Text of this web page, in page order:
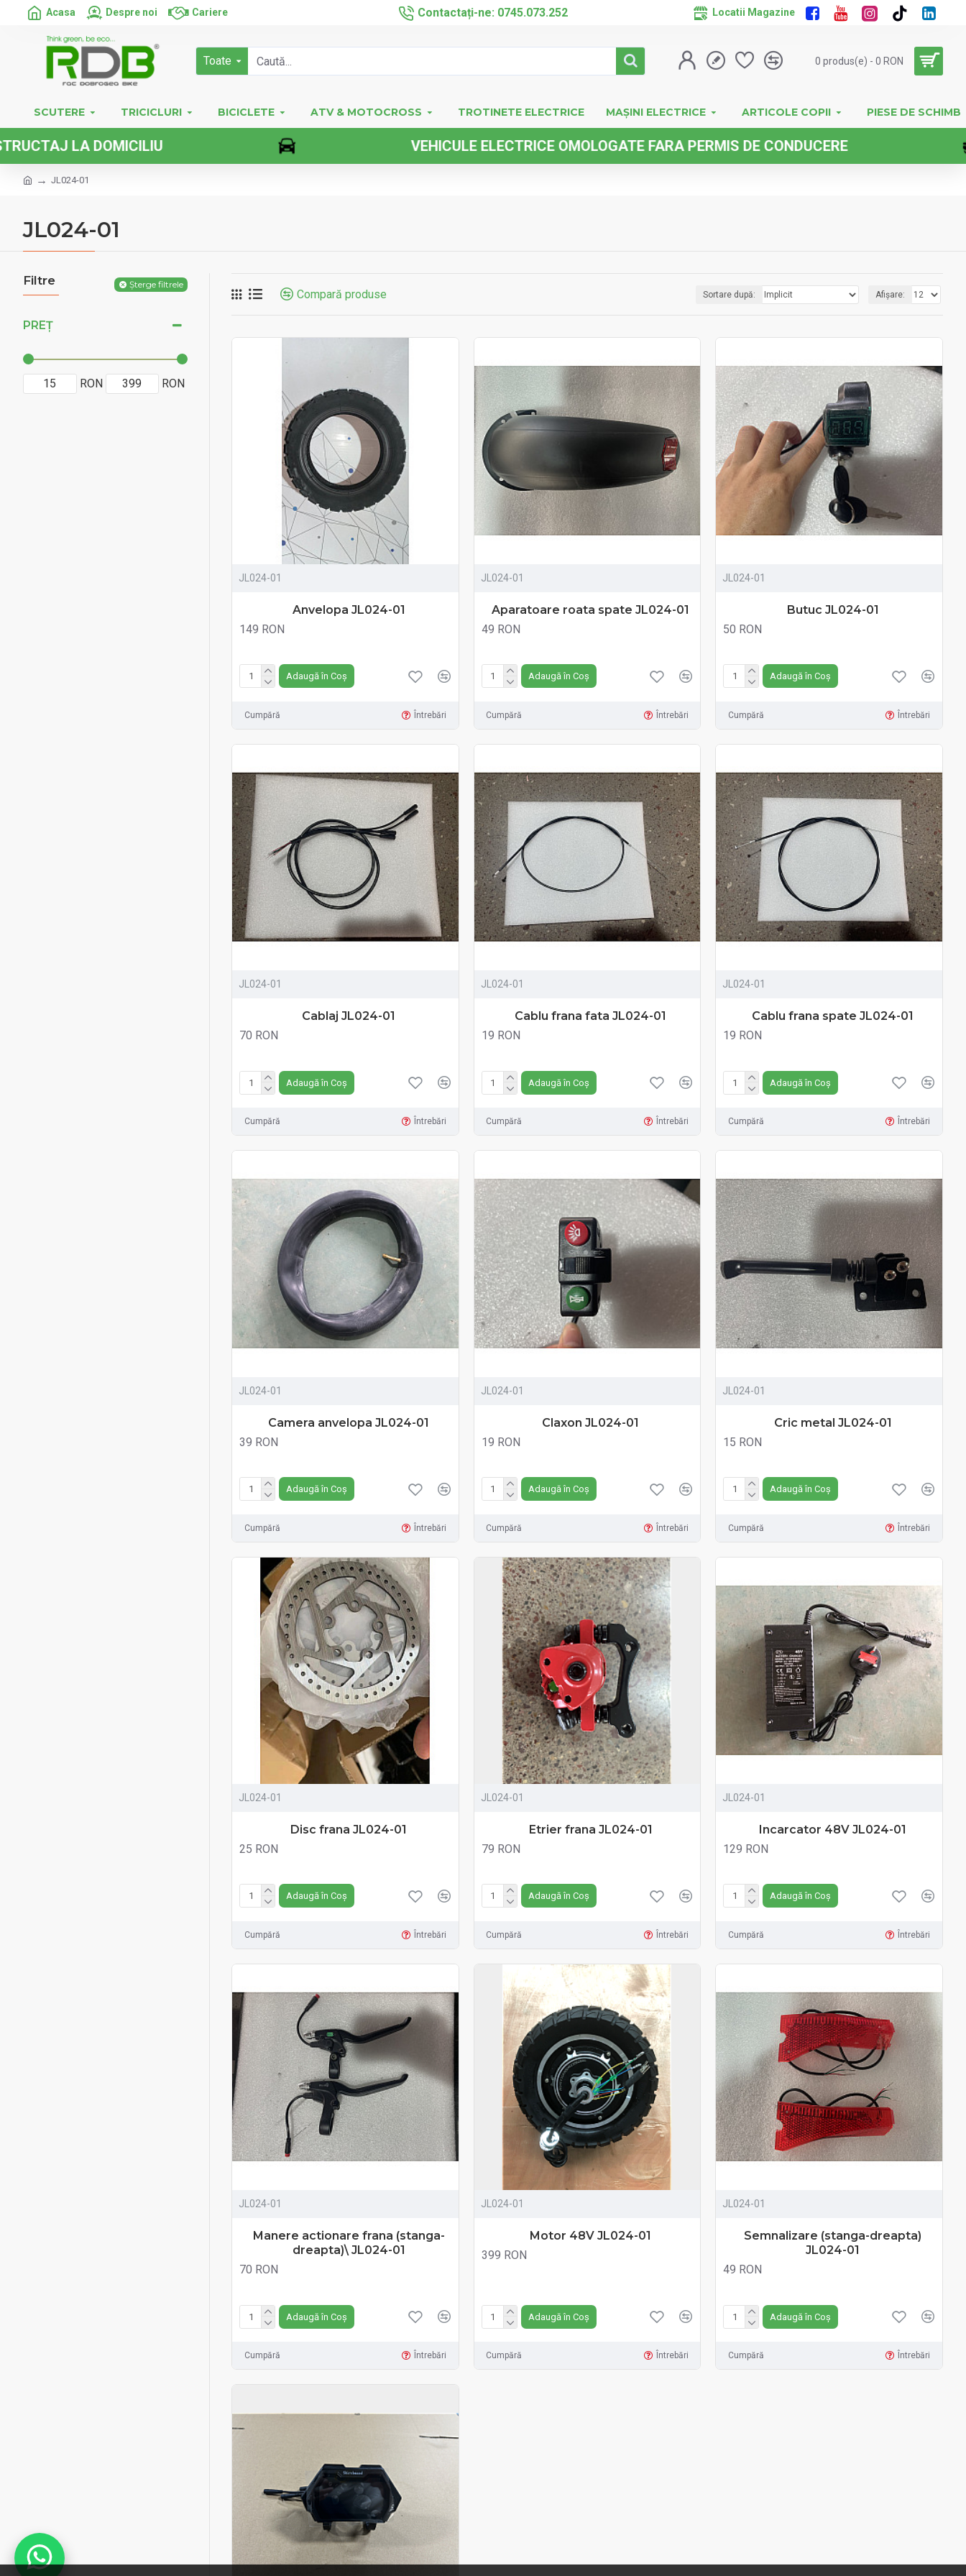
Acasa Despre noi Cariere Contactați-ne: 0745.073.252 Locatii Magazine
Toate 0 produs(e) - 0 RON
SCUTERE TRICICLURI BICICLETE ATV & MOTOCROSS TROTINETE ELECTRICE MAȘINI ELECTRICE ARTICOLE COPII PIESE DE SCHIMB
VEHICULE ELECTRICE OMOLOGATE FARA PERMIS DE CONDUCERE
JL024-01
JL024-01
Filtre Șterge filtrele
PREȚ
RON RON
Compară produse Sortare după: Afișare:
JL024-01
Anvelopa JL024-01
149 RON
Adaugă în Coș
Cumpără Întrebări
JL024-01
Aparatoare roata spate JL024-01
49 RON
Adaugă în Coș
Cumpără Întrebări
JL024-01
Butuc JL024-01
50 RON
Adaugă în Coș
Cumpără Întrebări
JL024-01
Cablaj JL024-01
70 RON
Adaugă în Coș
Cumpără Întrebări
JL024-01
Cablu frana fata JL024-01
19 RON
Adaugă în Coș
Cumpără Întrebări
JL024-01
Cablu frana spate JL024-01
19 RON
Adaugă în Coș
Cumpără Întrebări
JL024-01
Camera anvelopa JL024-01
39 RON
Adaugă în Coș
Cumpără Întrebări
JL024-01
Claxon JL024-01
19 RON
Adaugă în Coș
Cumpără Întrebări
JL024-01
Cric metal JL024-01
15 RON
Adaugă în Coș
Cumpără Întrebări
JL024-01
Disc frana JL024-01
25 RON
Adaugă în Coș
Cumpără Întrebări
JL024-01
Etrier frana JL024-01
79 RON
Adaugă în Coș
Cumpără Întrebări
JL024-01
Incarcator 48V JL024-01
129 RON
Adaugă în Coș
Cumpără Întrebări
JL024-01
Manere actionare frana (stanga-
dreapta)\ JL024-01
70 RON
Adaugă în Coș
Cumpără Întrebări
JL024-01
Motor 48V JL024-01
399 RON
Adaugă în Coș
Cumpără Întrebări
JL024-01
Semnalizare (stanga-dreapta)
JL024-01
49 RON
Adaugă în Coș
Cumpără Întrebări